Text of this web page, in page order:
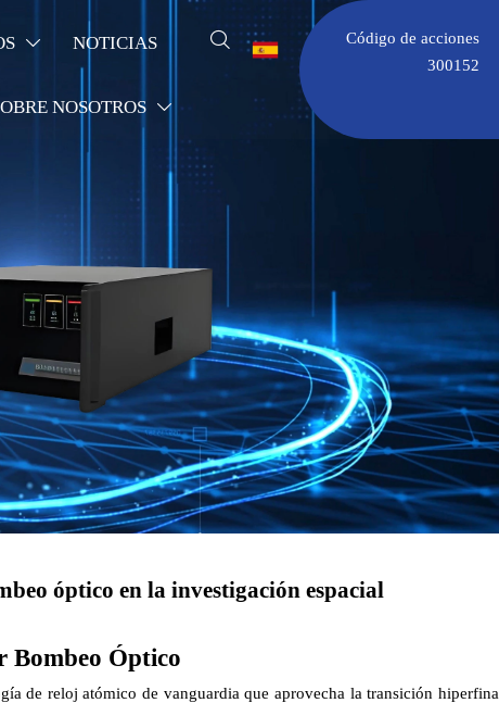
 NOTICIAS
NOSOTROS 
 
Código de acciones
300152
óptico en la investigación espacial
Bombeo Óptico
de reloj atómico de vanguardia que aprovecha la transición hiperfina